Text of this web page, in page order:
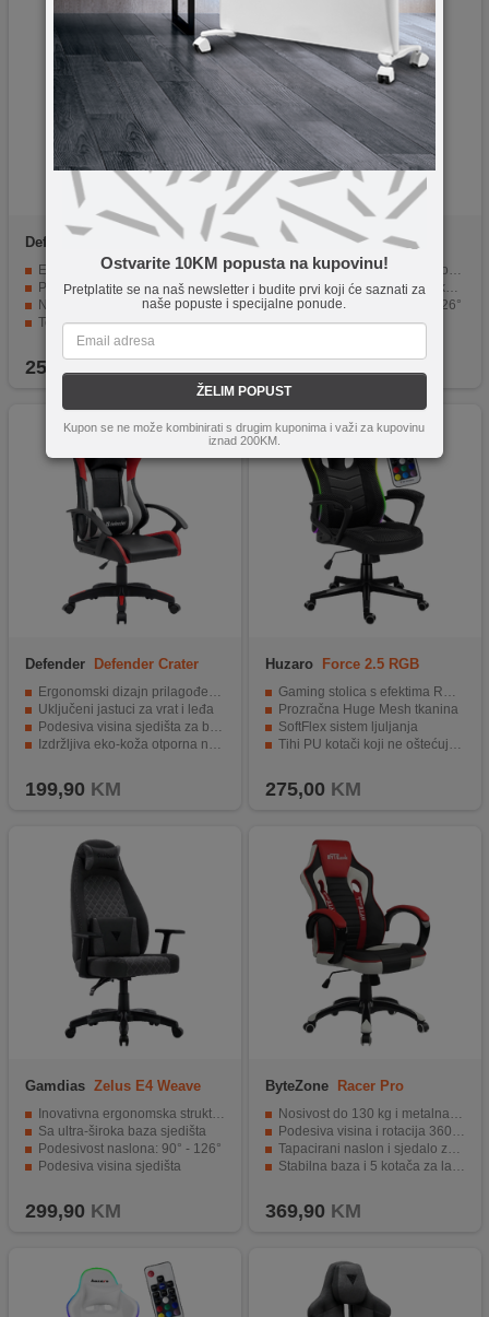
Ostvarite 10KM popusta na kupovinu!
Pretplatite se na naš newsletter i budite prvi koji će saznati za
naše popuste i specijalne ponude.
ŽELIM POPUST
Kupon se ne može kombinirati s drugim kuponima i važi za kupovinu
iznad 200KM.
Defender
Defender Master
Crveno/Crna
Eko-koža i pjena visoke gustine za udobnost
Podesiva visina i naslon sa nagibom do ~135°
Nosivost do 140 kg — pogodna za većinu korisnika
Točkići 50 mm i 360° rotacija za mobilnost
Dimenzije i dizajn pogodni za duže sate sjedenja
259,90KM
Gamdias
Zelus E2
Crna/Crvena
Dizajnirana za vrhunsku udobnost
Presvlaka od vrhunske PU kože
Podesivost naslona: 90° - 126°
Podesiva visina sjedišta
339,90KM
Defender
Defender Crater
Ergonomski dizajn prilagođen djeci i mlađim korisnicima
Uključeni jastuci za vrat i leđa
Podesiva visina sjedišta za bolju prilagodbu
Izdržljiva eko-koža otporna na habanje
199,90 KM
Huzaro
Force 2.5 RGB
Gaming stolica s efektima RGB LED osvjetljenja
Prozračna Huge Mesh tkanina
SoftFlex sistem ljuljanja
Tihi PU kotači koji ne oštećuju pod
275,00 KM
Gamdias Zelus E4 Weave
Inovativna ergonomska struktura
Sa ultra-široka baza sjedišta
Podesivost naslona: 90° - 126°
Podesiva visina sjedišta
299,90 KM
ByteZone Racer Pro
Nosivost do 130 kg i metalna konstrukcija za dugovječnost
Podesiva visina i rotacija 360° za fleksibilnost
Tapacirani naslon i sjedalo za veću udobnost
Stabilna baza i 5 kotača za lak položaj i kretanje
369,90 KM